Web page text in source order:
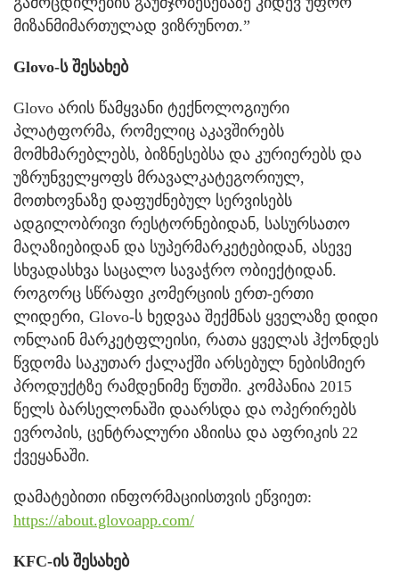
მიზანმიმართულად ვიზრუნოთ.”
Glovo-ს შესახებ
Glovo არის წამყვანი ტექნოლოგიური
პლატფორმა, რომელიც აკავშირებს
მომხმარებლებს, ბიზნესებსა და კურიერებს და
უზრუნველყოფს მრავალკატეგორიულ,
მოთხოვნაზე დაფუძნებულ სერვისებს
ადგილობრივი რესტორნებიდან, სასურსათო
მაღაზიებიდან და სუპერმარკეტებიდან, ასევე
სხვადასხვა საცალო სავაჭრო ობიექტიდან.
როგორც სწრაფი კომერციის ერთ-ერთი
ლიდერი, Glovo-ს ხედვაა შექმნას ყველაზე დიდი
ონლაინ მარკეტფლეისი, რათა ყველას ჰქონდეს
წვდომა საკუთარ ქალაქში არსებულ ნებისმიერ
პროდუქტზე რამდენიმე წუთში. კომპანია 2015
წელს ბარსელონაში დაარსდა და ოპერირებს
ევროპის, ცენტრალური აზიისა და აფრიკის 22
ქვეყანაში.
დამატებითი ინფორმაციისთვის ეწვიეთ:
https://about.glovoapp.com/
KFC-ის შესახებ